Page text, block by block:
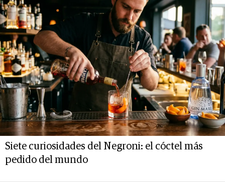
Siete curiosidades del Negroni: el cóctel más
pedido del mundo